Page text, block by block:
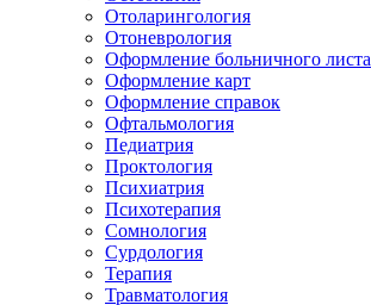
Отоларингология
Отоневрология
Оформление больничного листа
Оформление карт
Оформление справок
Офтальмология
Педиатрия
Проктология
Психиатрия
Психотерапия
Сомнология
Сурдология
Терапия
Травматология